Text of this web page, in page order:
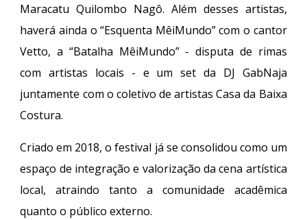
Maracatu Quilombo Nagô. Além desses artistas,
haverá ainda o “Esquenta MêiMundo” com o cantor
Vetto, a “Batalha MêiMundo” - disputa de rimas
com artistas locais - e um set da DJ GabNaja
juntamente com o coletivo de artistas Casa da Baixa
Costura.
Criado em 2018, o festival já se consolidou como um
espaço de integração e valorização da cena artística
local, atraindo tanto a comunidade acadêmica
quanto o público externo.